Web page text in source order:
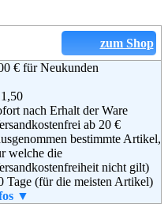
Straße 3-7
Hamburg
(0)40 - 6461 - 0
(0)40 - 6461 - 8571
zum Shop
€ für Neukunden
nach Erhalt der Ware
ab 20 €
bestimmte Artikel,
welche die
nicht gilt)
Tage (für die meisten Artikel)
ab einem Warenwert von 40 €.
▼